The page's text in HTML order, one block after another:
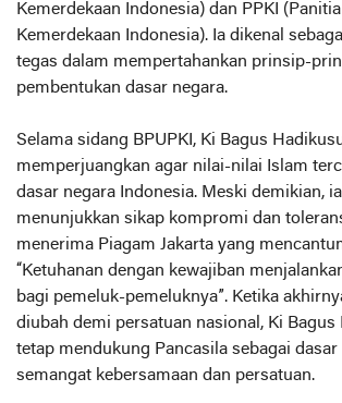
Kemerdekaan Indonesia) dan PPKI
Kemerdekaan Indonesia). Ia dikenal
tegas dalam mempertahankan prinsip-
pembentukan dasar negara.
Selama sidang BPUPKI, Ki Bagus
memperjuangkan agar nilai-nilai Islam
dasar negara Indonesia. Meski demikian,
menunjukkan sikap kompromi dan
menerima Piagam Jakarta yang
“Ketuhanan dengan kewajiban
bagi pemeluk-pemeluknya”. Ketika
diubah demi persatuan nasional, Ki
tetap mendukung Pancasila sebagai dasar
semangat kebersamaan dan persatuan.